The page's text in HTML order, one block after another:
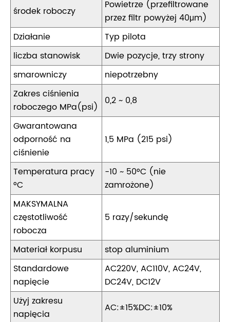
środek roboczy
Powietrze (przefiltrowane
przez filtr powyżej 40μm)
Działanie
Typ pilota
liczba stanowisk
Dwie pozycje, trzy strony
smarowniczy
niepotrzebny
Zakres ciśnienia
roboczego MPa(psi)
0,2 ~ 0,8
Gwarantowana
odporność na
ciśnienie
1,5 MPa (215 psi)
Temperatura pracy
°C
-10 ~ 50°C (nie
zamrożone)
MAKSYMALNA
częstotliwość
robocza
5 razy/sekundę
Materiał korpusu
stop aluminium
Standardowe
napięcie
AC220V, AC110V, AC24V,
DC24V, DC12V
Użyj zakresu
napięcia
AC:±15%DC:±10%